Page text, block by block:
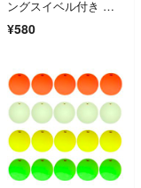
ングスイベル付き ウ
¥580